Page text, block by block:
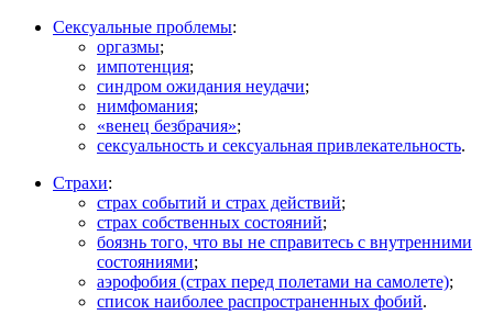
Сексуальные проблемы:
оргазмы;
импотенция;
синдром ожидания неудачи;
нимфомания;
«венец безбрачия»;
сексуальность и сексуальная привлекательность.
Страхи:
страх событий и страх действий;
страх собственных состояний;
боязнь того, что вы не справитесь с внутренними
состояниями;
аэрофобия (страх перед полетами на самолете);
список наиболее распространенных фобий.